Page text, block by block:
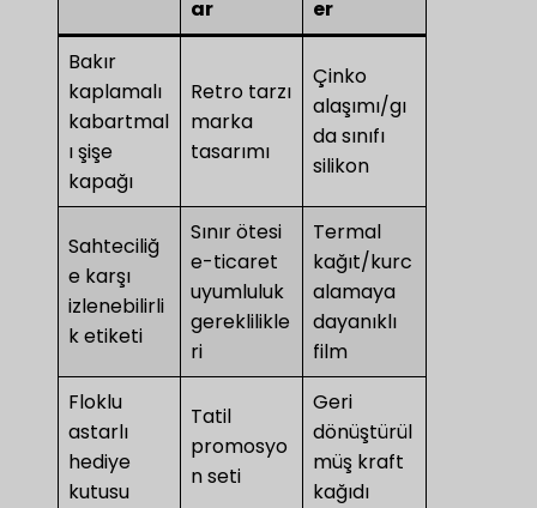
ar
er
Bakır
kaplamalı
kabartmal
ı şişe
kapağı
Retro tarzı
marka
tasarımı
Çinko
alaşımı/gı
da sınıfı
silikon
Sahteciliğ
e karşı
izlenebilirli
k etiketi
Sınır ötesi
e-ticaret
uyumluluk
gereklilikle
ri
Termal
kağıt/kurc
alamaya
dayanıklı
film
Floklu
astarlı
hediye
kutusu
Tatil
promosyo
n seti
Geri
dönüştürül
müş kraft
kağıdı